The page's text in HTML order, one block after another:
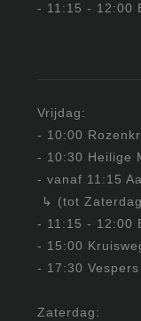
- 11:15 - 12:00
Vrijdag:
- 10:00
- 10:30 Heilige
- vanaf 11:15
↳ (tot
- 11:15 - 12:00
- 15:00
- 17:30 Vespers
Zaterdag: